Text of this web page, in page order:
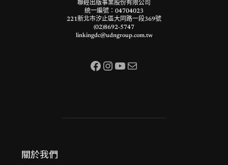
聯經出版事業股份有限公司
統一編號：04704023
221新北市汐止區大同路一段369號
(02)8692-5747
linkingdc@udngroup.com.tw
Facebook InstagramYouTube 電子郵件
關於我們